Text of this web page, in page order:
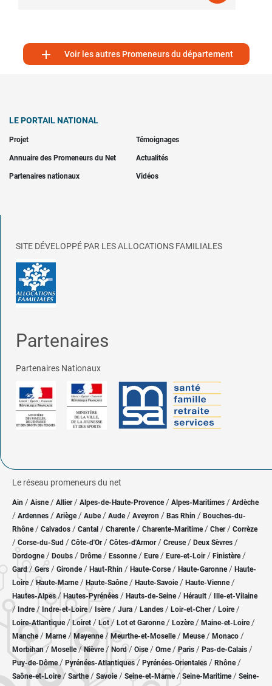
 Voir les autres Promeneurs du département
LE PORTAIL NATIONAL
Projet Témoignages
Annuaire des Promeneurs du Net Actualités
Partenaires nationaux Vidéos
SITE DÉVELOPPÉ PAR LES ALLOCATIONS FAMILIALES
Partenaires
Partenaires Nationaux
Le réseau promeneurs du net
Ain / Aisne/ Allier/ Alpes-de-Haute-Provence / Alpes-Maritimes / Ardèche
/ Ardennes / Ariège/ Aube/ Aude / Aveyron / Bas Rhin / Bouches-du-
Rhône/ Calvados / Cantal / Charente / Charente-Maritime/ Cher / Corrèze
/ Corse-du-Sud / Côte-d'Or / Côtes-d'Armor/ Creuse/ Deux Sèvres /
Dordogne/ Doubs / Drôme/ Essonne / Eure/ Eure-et-Loir / Finistère/
Gard/Gers / Gironde/ Haut-Rhin / Haute-Corse/ Haute-Garonne/ Haute-
Loire/Haute-Marne/ Haute-Saône/ Haute-Savoie/ Haute-Vienne/
Hautes-Alpes/ Hautes-Pyrénées / Hauts-de-Seine/ Hérault / Ille-et-Vilaine
/ Indre/ Indre-et-Loire/ Isère/ Jura / Landes / Loir-et-Cher/ Loire/
Loire-Atlantique/ Loiret / Lot/ Lot et Garonne/ Lozère / Maine-et-Loire/
Manche/ Marne/ Mayenne/ Meurthe-et-Moselle/ Meuse/ Monaco /
Morbihan/ Moselle/ Nièvre / Nord/ Oise / Orne/Paris / Pas-de-Calais /
Puy-de-Dôme/ Pyrénées-Atlantiques / Pyrénées-Orientales / Rhône/
Saône-et-Loire/ Sarthe/ Savoie/ Seine-et-Marne/ Seine-Maritime/ Seine-